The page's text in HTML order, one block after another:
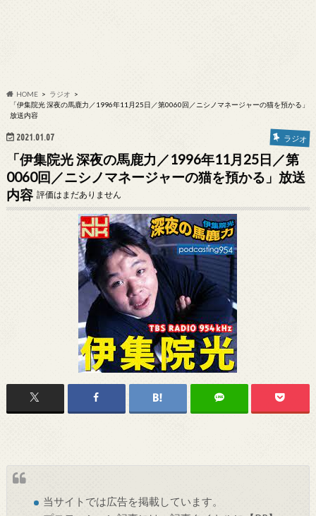
HOME
ラジオ
「伊集院光 深夜の馬鹿力／1996年11月25日／第0060回／ニシノマネージャーの猫を預かる」
放送内容
2021.01.07 ラジオ
「伊集院光 深夜の馬鹿力／1996年11月25日／第
0060回／ニシノマネージャーの猫を預かる」放送
内容 評価はまだありません
当サイトでは広告を掲載しています。